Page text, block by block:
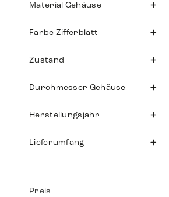
Material Gehäuse
Farbe Zifferblatt
Zustand
Durchmesser Gehäuse
Herstellungsjahr
Lieferumfang
Preis